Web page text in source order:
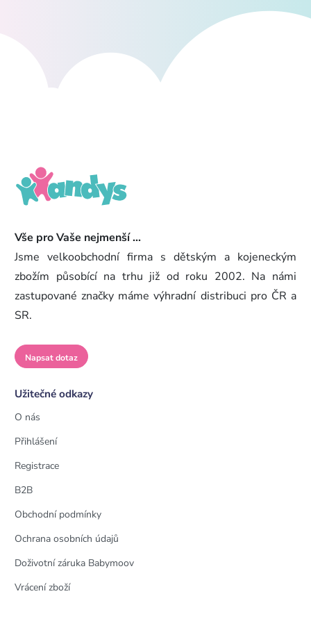
Vše pro Vaše nejmenší ...
Jsme velkoobchodní firma s dětským a kojeneckým
zbožím působící na trhu již od roku 2002. Na námi
zastupované značky máme výhradní distribuci pro ČR a
SR.
Napsat dotaz
Užitečné odkazy
O nás
Přihlášení
Registrace
B2B
Obchodní podmínky
Ochrana osobních údajů
Doživotní záruka Babymoov
Vrácení zboží